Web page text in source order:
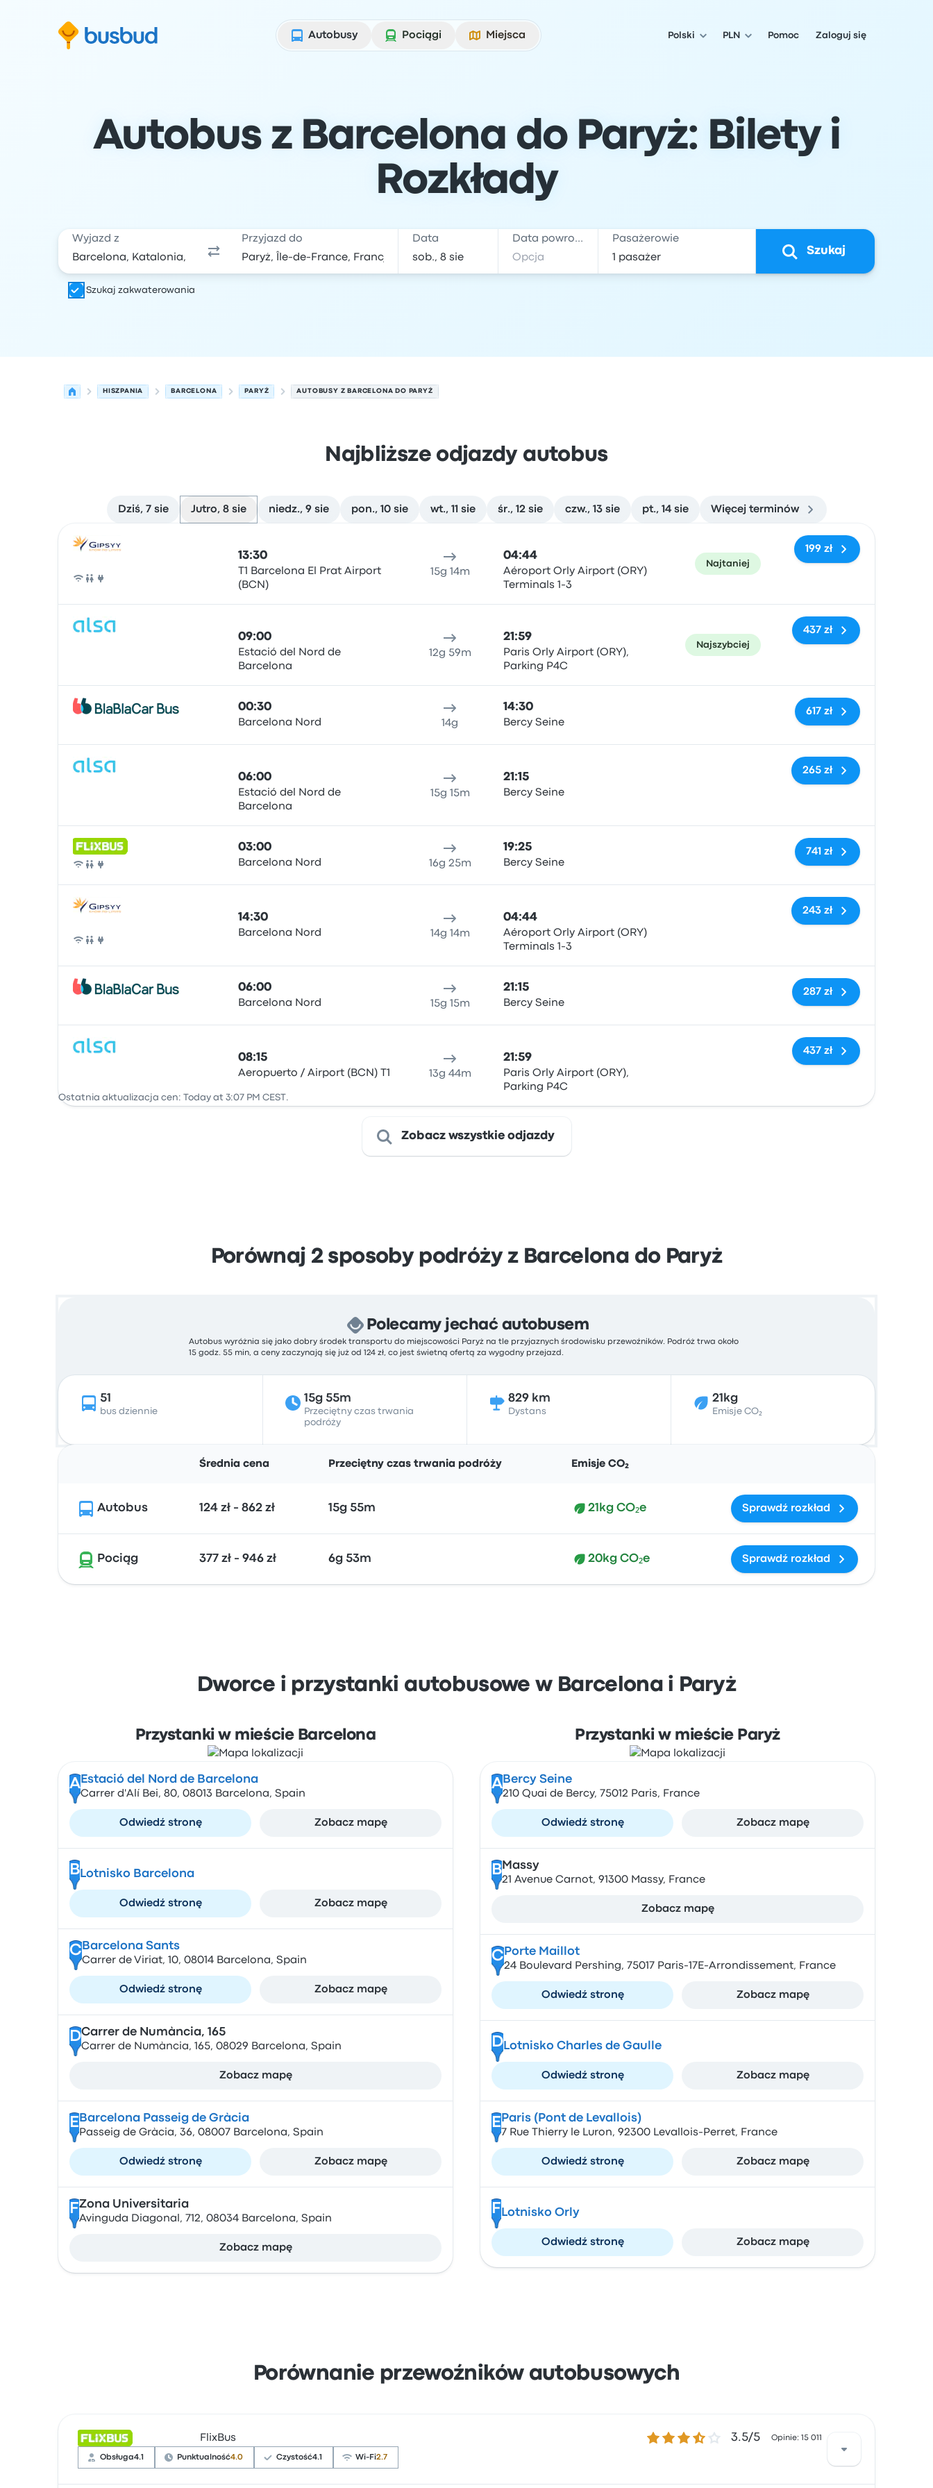
Autobusy
Pociągi Miejsca Polski PLN Pomoc Zaloguj się
Autobus z Barcelona do Paryż: Bilety i
Rozkłady
Wyjazd z Przyjazd do Data Data powrotu Pasażerowie
Szukaj
Szukaj zakwaterowania
HISZPANIA BARCELONA PARYŻ AUTOBUSY Z BARCELONA DO PARYŻ
Najbliższe odjazdy autobus
Dziś, 7 sie Jutro, 8 sie niedz., 9 sie pon., 10 sie wt., 11 sie śr., 12 sie czw., 13 sie pt., 14 sie Więcej terminów
Autobus
13:30
T1 Barcelona El Prat Airport
(BCN)
15g 14m
04:44
Aéroport Orly Airport (ORY)
Terminals 1-3
Najtaniej
199 zł
09:00
Estació del Nord de
Barcelona
12g 59m
21:59
Paris Orly Airport (ORY),
Parking P4C
Najszybciej
437 zł
00:30
Barcelona Nord 14g
14:30
Bercy Seine
Brak tagów
617 zł
06:00
Estació del Nord de
Barcelona
15g 15m
21:15
Bercy Seine
Brak tagów
265 zł
Autobus
03:00
Barcelona Nord 16g 25m
19:25
Bercy Seine
Brak tagów
741 zł
Autobus
14:30
Barcelona Nord 14g 14m
04:44
Aéroport Orly Airport (ORY)
Terminals 1-3
Brak tagów
243 zł
06:00
Barcelona Nord 15g 15m
21:15
Bercy Seine
Brak tagów
287 zł
08:15
Aeropuerto / Airport (BCN) T1 13g 44m
21:59
Paris Orly Airport (ORY),
Parking P4C
Brak tagów
437 zł
Ostatnia aktualizacja cen: Today at 3:07 PM CEST.
Zobacz wszystkie odjazdy
Porównaj 2 sposoby podróży z Barcelona do Paryż
Polecamy jechać autobusem
Autobus wyróżnia się jako dobry środek transportu do miejscowości Paryż na tle przyjaznych środowisku przewoźników. Podróż trwa około
15 godz. 55 min, a ceny zaczynają się już od 124 zł, co jest świetną ofertą za wygodny przejazd.
51
bus dziennie
15g 55m
Przeciętny czas trwania
podróży
829 km
Dystans
21kg
Emisje CO₂
Średnia cena Przeciętny czas trwania podróży Emisje CO₂
Autobus 124 zł - 862 zł 15g 55m 21kg CO₂e Sprawdź rozkład
Pociąg 377 zł - 946 zł 6g 53m 20kg CO₂e Sprawdź rozkład
Dworce i przystanki autobusowe w Barcelona i Paryż
Przystanki w mieście Barcelona
A Estació del Nord de Barcelona
Carrer d'Alí Bei, 80, 08013 Barcelona, Spain
Odwiedź stronę Zobacz mapę
BLotnisko Barcelona
Odwiedź stronę Zobacz mapę
CBarcelona Sants
Carrer de Viriat, 10, 08014 Barcelona, Spain
Odwiedź stronę Zobacz mapę
DCarrer de Numància, 165
Carrer de Numància, 165, 08029 Barcelona, Spain
Zobacz mapę
E Barcelona Passeig de Gràcia
Passeig de Gràcia, 36, 08007 Barcelona, Spain
Odwiedź stronę Zobacz mapę
FZona Universitaria
Avinguda Diagonal, 712, 08034 Barcelona, Spain
Zobacz mapę
Przystanki w mieście Paryż
A Bercy Seine
210 Quai de Bercy, 75012 Paris, France
Odwiedź stronę Zobacz mapę
B Massy
21 Avenue Carnot, 91300 Massy, France
Zobacz mapę
CPorte Maillot
24 Boulevard Pershing, 75017 Paris-17E-Arrondissement, France
Odwiedź stronę Zobacz mapę
DLotnisko Charles de Gaulle
Odwiedź stronę Zobacz mapę
E Paris (Pont de Levallois)
7 Rue Thierry le Luron, 92300 Levallois-Perret, France
Odwiedź stronę Zobacz mapę
F Lotnisko Orly
Odwiedź stronę Zobacz mapę
Porównanie przewoźników autobusowych
FlixBus 3.5 gwiazdek w skali do 5
3.5/5 Opinie: 15 011
Obsługa4.1 Punktualność4.0 Czystość4.1 Wi-Fi2.7